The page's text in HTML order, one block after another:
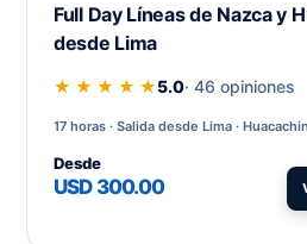
Full Day Líneas de Nazca y
desde Lima
★ ★ ★ ★ ★5.0· 46 opiniones
17 horas Salida desde Lima ·
Desde
USD 300.00